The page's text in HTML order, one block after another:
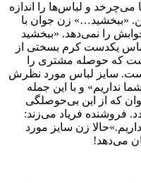
و لباس‌ها را اندازه
«ببخشید…» زن جوان با
را نمی‌دهد. «ببخشید
یکدست کرم بسختی از
که حوصله مشتری را
سایز لباس مورد نظرش
نداریم» و با این جمله
که از این بی‌حوصلگی
فروشنده فریاد می‌زند:
زن سایز مورد
می‌دهد!